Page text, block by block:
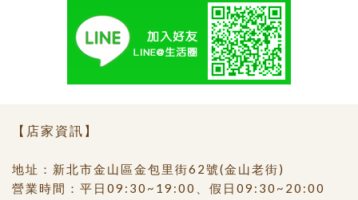
【店家資訊】
地址：新北市金山區金包里街62號(金山老街)
營業時間：平日09:30~19:00、假日09:30~20:00